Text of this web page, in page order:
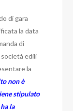
di gara
la data
di
edili
la
non è
stipulato
la